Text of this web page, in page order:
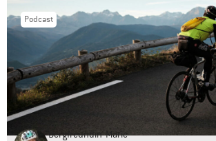
Podcast
Bergfreundin Marie